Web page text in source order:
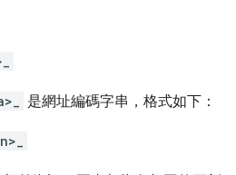
是網址編碼字串，格式如下：